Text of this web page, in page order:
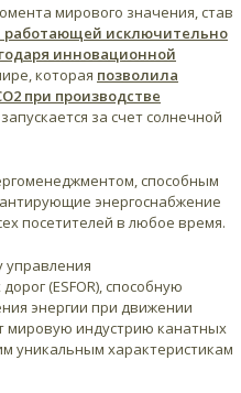
мирового значения, став
работающей исключительно
инновационной
которая позволила
при производстве
за счет солнечной
способным
энергоснабжение
посетителей в любое время.
управления
(ESFOR), способную
энергии при движении
мировую индустрию канатных
уникальным характеристикам